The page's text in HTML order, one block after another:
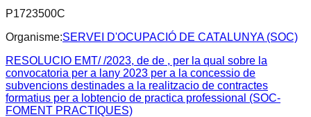
P1723500C
Organisme:SERVEI D'OCUPACIÓ DE CATALUNYA (SOC)
RESOLUCIO EMT/ /2023, de de , per la qual sobre la
convocatoria per a lany 2023 per a la concessio de
subvencions destinades a la realitzacio de contractes
formatius per a lobtencio de practica professional (SOC-
FOMENT PRACTIQUES)